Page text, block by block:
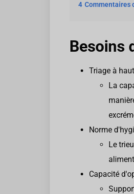
4 Commentaires
Besoins
Triage à
La
Norme
Le
Capacité